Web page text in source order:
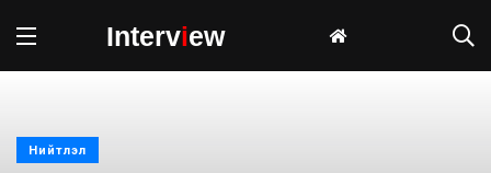
Interview
Нийтлэл